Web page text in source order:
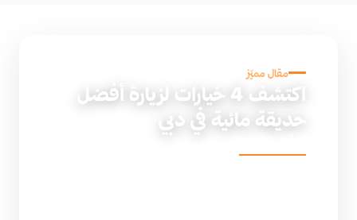
مقال مميّز
اكتشف 4 خيارات لزيارة أفضل
حديقة مائية في دبي